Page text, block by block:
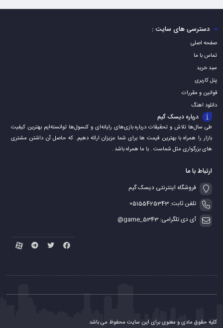
به
دسترسی های سایت :
صفحه اصلی
تماس با ما
سبد خرید
پنل کاربری
قوانین و مقررات
دانلود اهنگ
درباره دیسک گیم
طی سال‌ها تلاش و تحقیقات درباره بازی‌های رایانه‌ای و کنسول‌ها توانسته‌ایم بهترین کیفیت
بازار را همراه با بهترین قیمت ها برای شما عزیزان ارائه دهیم. که حاصل آن داشتن مشتری
های بزرگواری مثل شماست . با ما همراه باشد .
ارتباط با ما
فروشگاه اینترنتی دیسک گیم
تلفن ثابت: 05155425343
آی دی تلگرامی: game_5343@
کلیه حقوق مادی و معنوی برای این سایت محفوظ می باشد